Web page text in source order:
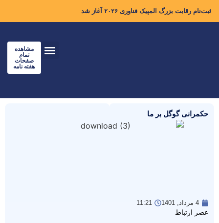
ثبت‌نام رقابت بزرگ المپیک فناوری ۲۰۲۶ آغاز شد
مشاهده
تمام
صفحات
هفته نامه
حکمرانی گوگل بر ما
4 مرداد, 1401 11:21
عصر ارتباط